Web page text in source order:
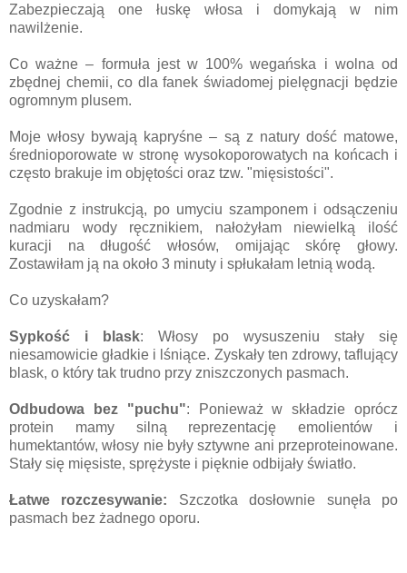
Zabezpieczają one łuskę włosa i domykają w nim
nawilżenie.
Co ważne – formuła jest w 100% wegańska i wolna od
zbędnej chemii, co dla fanek świadomej pielęgnacji będzie
ogromnym plusem.
Moje włosy bywają kapryśne – są z natury dość matowe,
średnioporowate w stronę wysokoporowatych na końcach i
często brakuje im objętości oraz tzw. "mięsistości".
Zgodnie z instrukcją, po umyciu szamponem i odsączeniu
nadmiaru wody ręcznikiem, nałożyłam niewielką ilość
kuracji na długość włosów, omijając skórę głowy.
Zostawiłam ją na około 3 minuty i spłukałam letnią wodą.
Co uzyskałam?
Sypkość i blask: Włosy po wysuszeniu stały się
niesamowicie gładkie i lśniące. Zyskały ten zdrowy, taflujący
blask, o który tak trudno przy zniszczonych pasmach.
Odbudowa bez "puchu": Ponieważ w składzie oprócz
protein mamy silną reprezentację emolientów i
humektantów, włosy nie były sztywne ani przeproteinowane.
Stały się mięsiste, sprężyste i pięknie odbijały światło.
Łatwe rozczesywanie: Szczotka dosłownie sunęła po
pasmach bez żadnego oporu.